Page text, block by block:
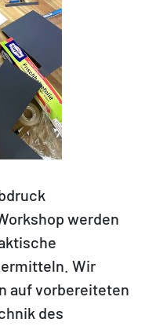
werden
Wir
auf vorbereiteten
des